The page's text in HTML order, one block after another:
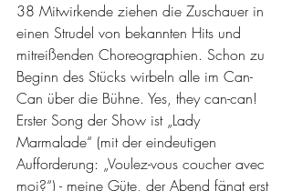
38 Mitwirkende ziehen die Zuschauer in
einen Strudel von bekannten Hits und
mitreißenden Choreographien. Schon zu
Beginn des Stücks wirbeln alle im Can-
Can über die Bühne. Yes, they can-can!
Erster Song der Show ist „Lady
Marmalade“ (mit der eindeutigen
Aufforderung: „Voulez-vous coucher avec
moi?“) - meine Güte, der Abend fängt erst